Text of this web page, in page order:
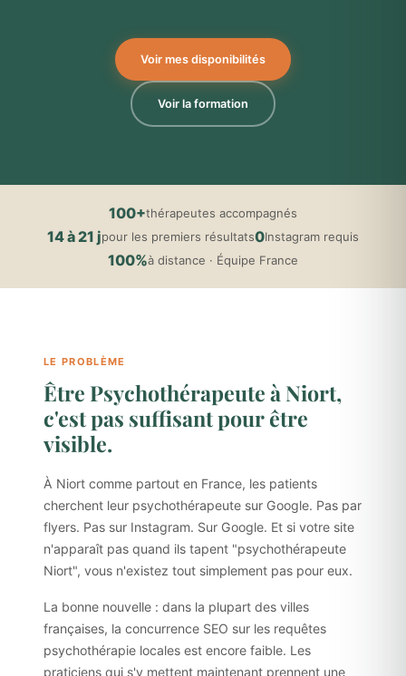
Voir mes disponibilités
Voir la formation
100+thérapeutes accompagnés
14 à 21 jpour les premiers résultats0Instagram requis
100%à distance · Équipe France
LE PROBLÈME
Être Psychothérapeute à Niort,
c'est pas suffisant pour être
visible.
À Niort comme partout en France, les patients
cherchent leur psychothérapeute sur Google. Pas par
flyers. Pas sur Instagram. Sur Google. Et si votre site
n'apparaît pas quand ils tapent "psychothérapeute
Niort", vous n'existez tout simplement pas pour eux.
La bonne nouvelle : dans la plupart des villes
françaises, la concurrence SEO sur les requêtes
psychothérapie locales est encore faible. Les
praticiens qui s'y mettent maintenant prennent une